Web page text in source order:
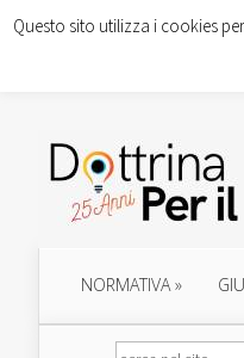
NORMATIVA»
Questo sito utilizza i cookies